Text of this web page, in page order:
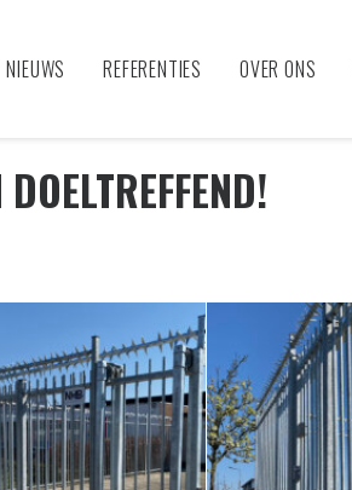
NIEUWS REFERENTIES OVER ONS